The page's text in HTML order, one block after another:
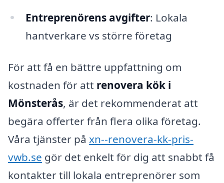
Entreprenörens avgifter: Lokala
hantverkare vs större företag
För att få en bättre uppfattning om
kostnaden för att renovera kök i
Mönsterås, är det rekommenderat att
begära offerter från flera olika företag.
Våra tjänster på xn--renovera-kk-pris-
vwb.se gör det enkelt för dig att snabbt få
kontakter till lokala entreprenörer som